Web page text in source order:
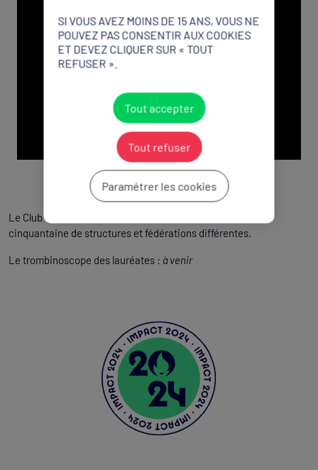
YouTube est désactivé. Autoriser
Le Club des 300, c’est surtout 300 lauréates issues d’une
cinquantaine de structures et fédérations différentes.
Le trombinoscope des lauréates : à venir
SI VOUS AVEZ MOINS DE 15 ANS, VOUS NE
POUVEZ PAS CONSENTIR AUX COOKIES
ET DEVEZ CLIQUER SUR « TOUT
REFUSER ».
Tout accepter
Tout refuser
Paramétrer les cookies